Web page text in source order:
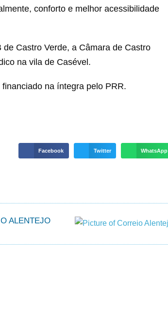
conforto e melhor acessibilidade
Castro Verde, a Câmara de Castro
na vila de Casével.
na íntegra pelo PRR.
Facebook Twitter WhatsApp
ALENTEJO